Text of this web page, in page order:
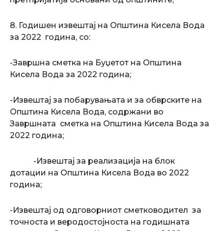
8. Годишен извештај на Oпштина Кисела Вода
за 2022 година, со:
-Завршна сметка на Буџетот на Oпштина
Кисела Вода за 2022 година;
-Извештај за побарувањата и за обврските на
Општина Кисела Вода, содржани во
Завршната сметка на Oпштина Кисела Вода за
2022 година;
-Извештај за реализација на блок
дотации на Oпштина Кисела Вода во 2022
година;
-Извештај од одговорниот сметководител за
точноста и веродостојноста на годишната